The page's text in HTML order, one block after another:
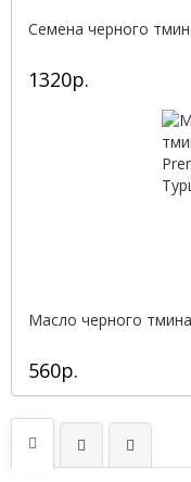
Семена черного
1320р.
Масло черного
560р.